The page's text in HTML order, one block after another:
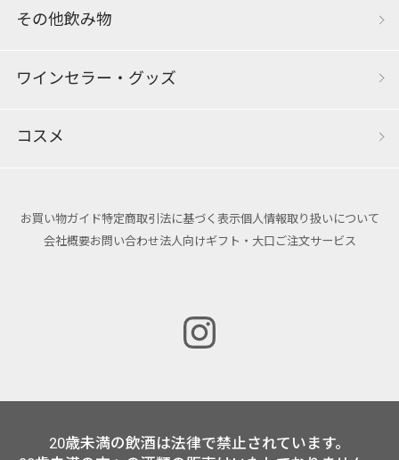
その他飲み物
ワインセラー・グッズ
コスメ
お買い物ガイド特定商取引法に基づく表示個人情報取り扱いについて
会社概要お問い合わせ法人向けギフト・大口ご注文サービス
20歳未満の飲酒は法律で禁止されています。